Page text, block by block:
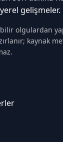
gelişmeler.
olgulardan
kaynak